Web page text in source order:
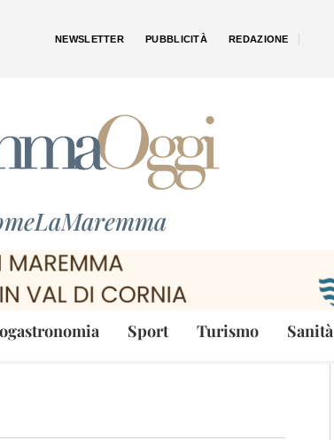
NEWSLETTER PUBBLICITÀ REDAZIONE
Sport Turismo Sanità